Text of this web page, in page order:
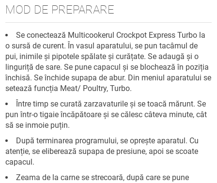
MOD DE PREPARARE
Se conectează Multicookerul Crockpot Express Turbo la
o sursă de curent. În vasul aparatului, se pun tacâmul de
pui, inimile și pipotele spălate și curățate. Se adaugă și o
linguriță de sare. Se pune capacul și se blochează în poziția
închisă. Se închide supapa de abur. Din meniul aparatului se
setează funcția Meat/ Poultry, Turbo.
Între timp se curată zarzavaturile și se toacă mărunt. Se
pun într-o tigaie încăpătoare și se călesc câteva minute, cât
să se inmoie puțin.
După terminarea programului, se oprește aparatul. Cu
atenție, se eliberează supapa de presiune, apoi se scoate
capacul.
Zeama de la carne se strecoară, după care se pune